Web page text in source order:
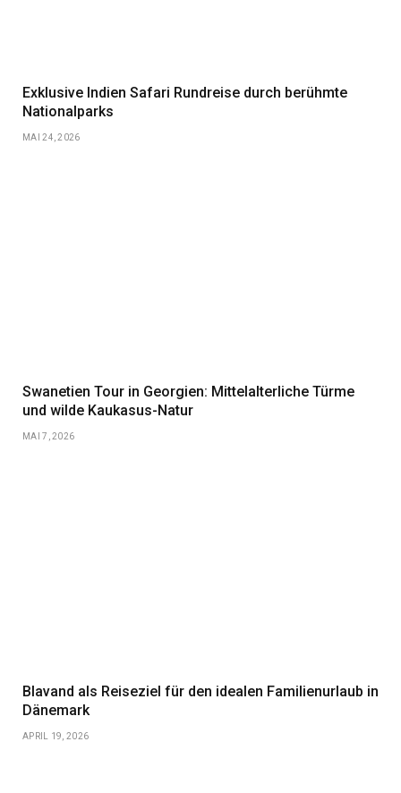
Exklusive Indien Safari Rundreise durch berühmte
Nationalparks
MAI 24, 2026
Swanetien Tour in Georgien: Mittelalterliche Türme
und wilde Kaukasus-Natur
MAI 7, 2026
Blavand als Reiseziel für den idealen Familienurlaub in
Dänemark
APRIL 19, 2026